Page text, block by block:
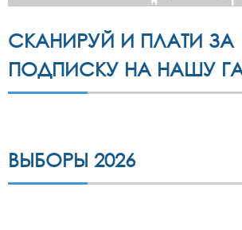
СКАНИРУЙ И ПЛАТИ ЗА
ПОДПИСКУ НА НАШУ
ВЫБОРЫ 2026